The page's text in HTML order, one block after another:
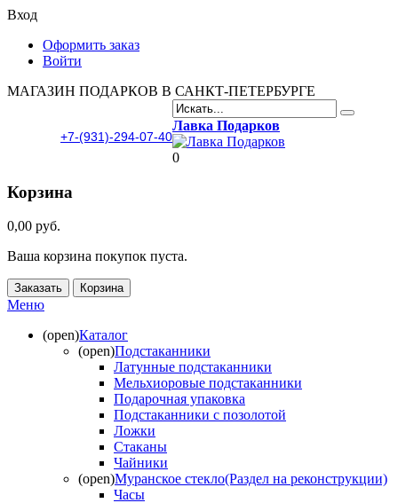
Вход
Оформить заказ
Войти
МАГАЗИН ПОДАРКОВ В САНКТ-ПЕТЕРБУРГЕ
+7-(931)-294-07-40
Лавка Подарков
0
Корзина
0,00 руб.
Ваша корзина покупок пуста.
Заказать Корзина
Меню
(open)Каталог
(open)Подстаканники
Латунные подстаканники
Мельхиоровые подстаканники
Подарочная упаковка
Подстаканники с позолотой
Ложки
Стаканы
Чайники
(open)Муранское стекло(Раздел на реконструкции)
Часы